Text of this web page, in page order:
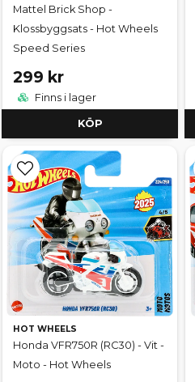
Mattel Brick Shop -
Klossbyggsats - Hot Wheels
Speed Series
299 kr
Finns i lager
KÖP
HOT WHEELS
Honda VFR750R (RC30) - Vit -
Moto - Hot Wheels